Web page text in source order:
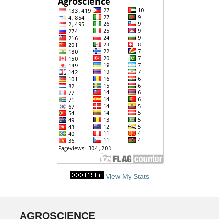
View My Stats
AGROSCIENCE